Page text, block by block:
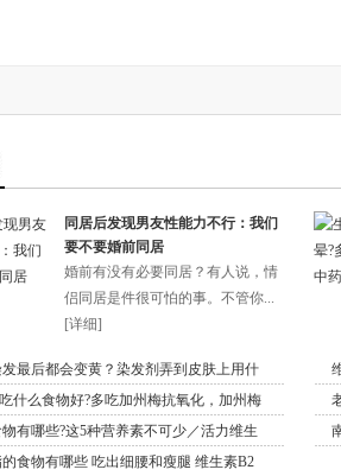
同居后发现男友性能力不行：我们
要不要婚前同居
婚前有没有必要同居？有人说，情
侣同居是件很可怕的事。不管你...
[详细]
最后都会变黄？染发剂弄到皮肤上用什
什么食物好?多吃加州梅抗氧化，加州梅
有哪些?这5种营养素不可少／活力维生
食物有哪些 吃出细腰和瘦腿 维生素B2